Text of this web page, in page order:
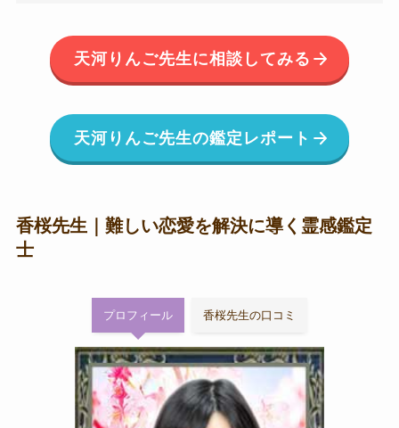
天河りんご先生に相談してみる
天河りんご先生の鑑定レポート
香桜先生｜難しい恋愛を解決に導く霊感鑑定
士
プロフィール 香桜先生の口コミ